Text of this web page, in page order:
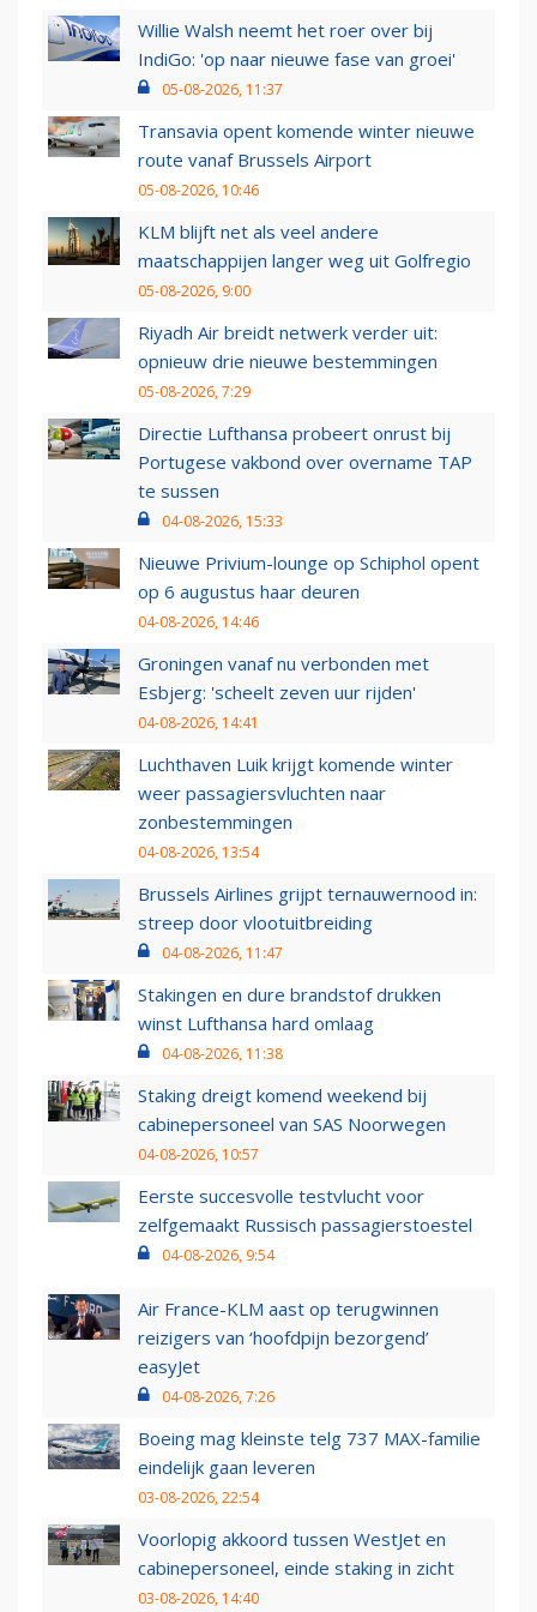
Willie Walsh neemt het roer over bij
IndiGo: 'op naar nieuwe fase van groei'
05-08-2026, 11:37
Transavia opent komende winter nieuwe
route vanaf Brussels Airport
05-08-2026, 10:46
KLM blijft net als veel andere
maatschappijen langer weg uit Golfregio
05-08-2026, 9:00
Riyadh Air breidt netwerk verder uit:
opnieuw drie nieuwe bestemmingen
05-08-2026, 7:29
Directie Lufthansa probeert onrust bij
Portugese vakbond over overname TAP
te sussen
04-08-2026, 15:33
Nieuwe Privium-lounge op Schiphol opent
op 6 augustus haar deuren
04-08-2026, 14:46
Groningen vanaf nu verbonden met
Esbjerg: 'scheelt zeven uur rijden'
04-08-2026, 14:41
Luchthaven Luik krijgt komende winter
weer passagiersvluchten naar
zonbestemmingen
04-08-2026, 13:54
Brussels Airlines grijpt ternauwernood in:
streep door vlootuitbreiding
04-08-2026, 11:47
Stakingen en dure brandstof drukken
winst Lufthansa hard omlaag
04-08-2026, 11:38
Staking dreigt komend weekend bij
cabinepersoneel van SAS Noorwegen
04-08-2026, 10:57
Eerste succesvolle testvlucht voor
zelfgemaakt Russisch passagierstoestel
04-08-2026, 9:54
Air France-KLM aast op terugwinnen
reizigers van ‘hoofdpijn bezorgend’
easyJet
04-08-2026, 7:26
Boeing mag kleinste telg 737 MAX-familie
eindelijk gaan leveren
03-08-2026, 22:54
Voorlopig akkoord tussen WestJet en
cabinepersoneel, einde staking in zicht
03-08-2026, 14:40